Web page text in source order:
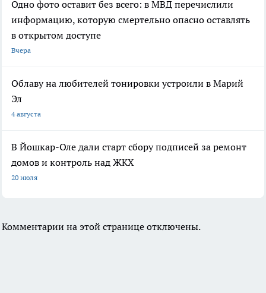
Одно фото оставит без всего: в МВД перечислили
информацию, которую смертельно опасно оставлять
в открытом доступе
Вчера
Облаву на любителей тонировки устроили в Марий
Эл
4 августа
В Йошкар-Оле дали старт сбору подписей за ремонт
домов и контроль над ЖКХ
20 июля
Комментарии на этой странице отключены.